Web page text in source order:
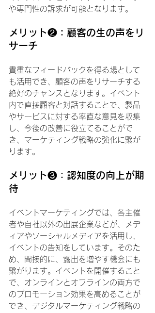
や専門性の訴求が可能となります。
メリット❷：顧客の生の声をリ
サーチ
貴重なフィードバックを得る場として
も活用でき、顧客の声をリサーチする
絶好のチャンスとなります。イベント
内で直接顧客と対話することで、製品
やサービスに対する率直な意見を収集
し、今後の改善に役立てることがで
き、マーケティング戦略の強化に繋が
ります。
メリット❸：認知度の向上が期
待
イベントマーケティングでは、各主催
者や自社以外の出展企業などが、メデ
ィアやソーシャルメディアを活用し、
イベントの告知をしています。そのた
め、間接的に、露出を増やす機会にも
繋がります。イベントを開催すること
で、オンラインとオフラインの両方で
のプロモーション効果を高めることが
でき、デジタルマーケティング戦略の